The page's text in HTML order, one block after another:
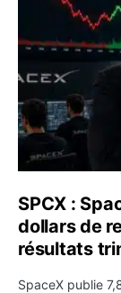
SPCX :
dollars de
résultats
SpaceX publie